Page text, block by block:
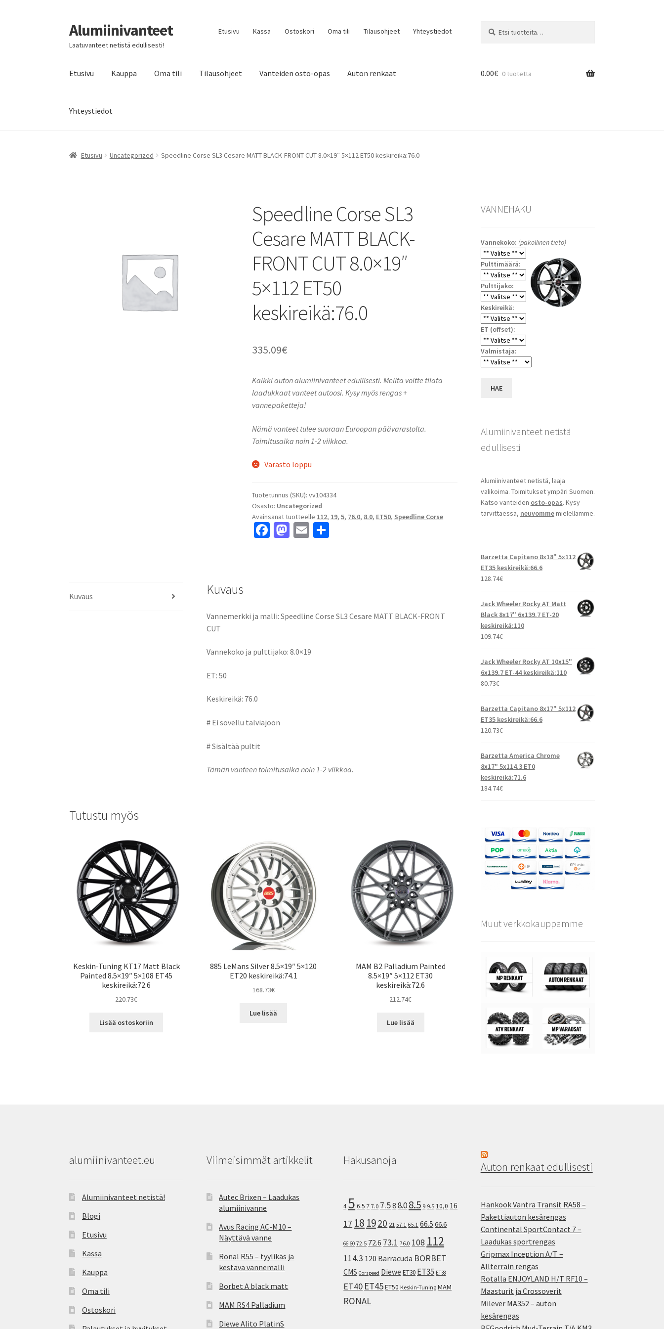
Siirry
navigointiin
Siirry
sisältöön
Alumiinivanteet
Laatuvanteet netistä edullisesti!
Etusivu Kassa Ostoskori Oma tili Tilausohjeet Yhteystiedot
Etusivu Kauppa Oma tili Tilausohjeet Vanteiden osto-opas Auton renkaat
Yhteystiedot
0.00€ 0 tuotetta
Etusivu Uncategorized Speedline Corse SL3 Cesare MATT BLACK-FRONT CUT 8.0×19″ 5×112 ET50 keskireikä:76.0
Speedline Corse SL3
Cesare MATT BLACK-
FRONT CUT 8.0×19″
5×112 ET50
keskireikä:76.0
335.09€
Kaikki auton alumiinivanteet edullisesti. Meiltä voitte tilata
laadukkaat vanteet autoosi. Kysy myös rengas +
vannepaketteja!
Nämä vanteet tulee suoraan Euroopan päävarastolta.
Toimitusaika noin 1-2 viikkoa.
Varasto loppu
Tuotetunnus (SKU):vv104334
Osasto: Uncategorized
Avainsanat tuotteelle 112, 19,5, 76.0, 8.0, ET50, Speedline Corse
Fa
k
M E
Kuvaus Kuvaus
Vannemerkki ja malli: Speedline Corse SL3 Cesare MATT BLACK-FRONT
CUT
Vannekoko ja pulttijako: 8.0×19
ET: 50
Keskireikä: 76.0
# Ei sovellu talviajoon
# Sisältää pultit
Tämän vanteen toimitusaika noin 1-2 viikkoa.
Tutustu myös
Keskin-Tuning KT17 Matt Black
Painted 8.5×19″ 5×108 ET45
keskireikä:72.6
220.73€
Lisää ostoskoriin
885 LeMans Silver 8.5×19″ 5×120
ET20 keskireikä:74.1
168.73€
Lue lisää
MAM B2 Palladium Painted
8.5×19″ 5×112 ET30
keskireikä:72.6
212.74€
Lue lisää
VANNEHAKU
Vannekoko: (pakollinen tieto)
Pulttimäärä:
Pulttijako:
Keskireikä:
ET (offset):
Valmistaja:
HAE
Alumiinivanteet netistä
edullisesti
Alumiinivanteet netistä, laaja
valikoima. Toimitukset ympäri Suomen.
Katso vanteiden osto-opas. Kysy
tarvittaessa, neuvommemielellämme.
Barzetta Capitano 8x18" 5x112
ET35 keskireikä:66.6
128.74€
Jack Wheeler Rocky AT Matt
Black 8x17" 6x139.7 ET-20
keskireikä:110
109.74€
Jack Wheeler Rocky AT 10x15"
6x139.7 ET-44 keskireikä:110
80.73€
Barzetta Capitano 8x17" 5x112
ET35 keskireikä:66.6
120.73€
Barzetta America Chrome
8x17" 5x114.3 ET0
keskireikä:71.6
184.74€
Muut verkkokauppamme
alumiinivanteet.eu
Alumiinivanteet netistä!
Blogi
Etusivu
Kassa
Kauppa
Oma tili
Ostoskori
Viimeisimmät artikkelit
Autec Brixen – Laadukas
alumiinivanne
Avus Racing AC-M10 –
Näyttävä vanne
Ronal R55 – tyylikäs ja
kestävä vannemalli
Borbet A black matt
MAM RS4 Palladium
Diewe Alito PlatinS
Hakusanoja
4 5 6.5 7 7.0 7.588.08.5 9 9.5 10,0 16
17 18 1920 21 57.1 65.1 66.5 66.6
66.60 72.5 72.6 73.1 76.0 108 112
114.3 120 Barracuda BORBET
CMS Corspeed Diewe ET30 ET35 ET38
ET40 ET45ET50 Keskin-Tuning MAM
RONAL
Auton renkaat edullisesti
Hankook Vantra Transit RA58 –
Pakettiauton kesärengas
Continental SportContact 7 –
Laadukas sportrengas
Gripmax Inception A/T –
Allterrain rengas
Rotalla ENJOYLAND H/T RF10 –
Maasturit ja Crossoverit
Milever MA352 – auton
kesärengas